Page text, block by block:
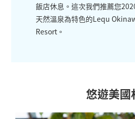
飯店休息。這次我們推薦您
天然溫泉為特色的Lequ
Resort。
悠遊美國